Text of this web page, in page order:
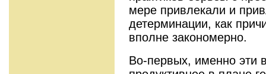
мере при­влекали и
детерминации, как
вполне закономерно.
Во-первых, именно эти